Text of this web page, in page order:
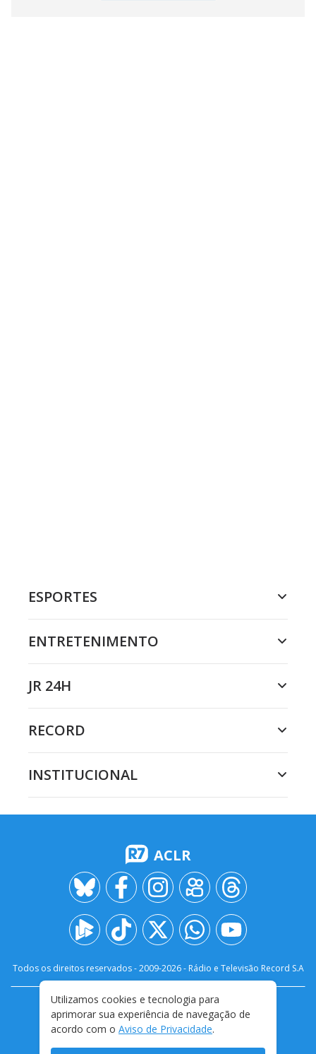
ESPORTES
ENTRETENIMENTO
JR 24H
RECORD
INSTITUCIONAL
ACLR
Todos os direitos reservados - 2009-2026- Rádio e Televisão Record S.A
FALE CONOSCO
PRIVACIDADE
TERMOS E CONDIÇÕES DE USO
Utilizamos cookies e tecnologia para
aprimorar sua experiência de navegação de
acordo com o Aviso de Privacidade.